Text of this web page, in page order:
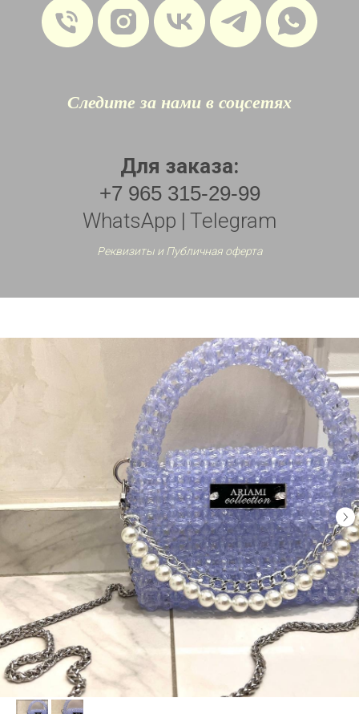
Следите за нами в соцсетях
Для заказа:
+7 965 315-29-99
WhatsApp | Telegram
Реквизиты и Публичная оферта